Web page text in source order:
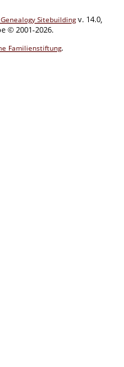
Sitebuildingv. 14.0,
© 2001-2026.
Familienstiftung.